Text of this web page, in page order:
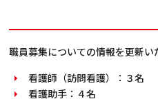
職員募集についての情報を更新い
看護師（訪問看護）：３名
看護助手：４名